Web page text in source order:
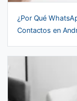
¿Por Qué
Contactos en